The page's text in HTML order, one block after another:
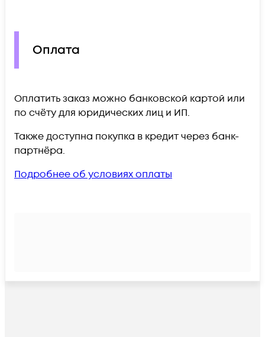
Оплата
Оплатить заказ можно банковской картой или
по счёту для юридических лиц и ИП.
Также доступна покупка в кредит через банк-
партнёра.
Подробнее об условиях оплаты